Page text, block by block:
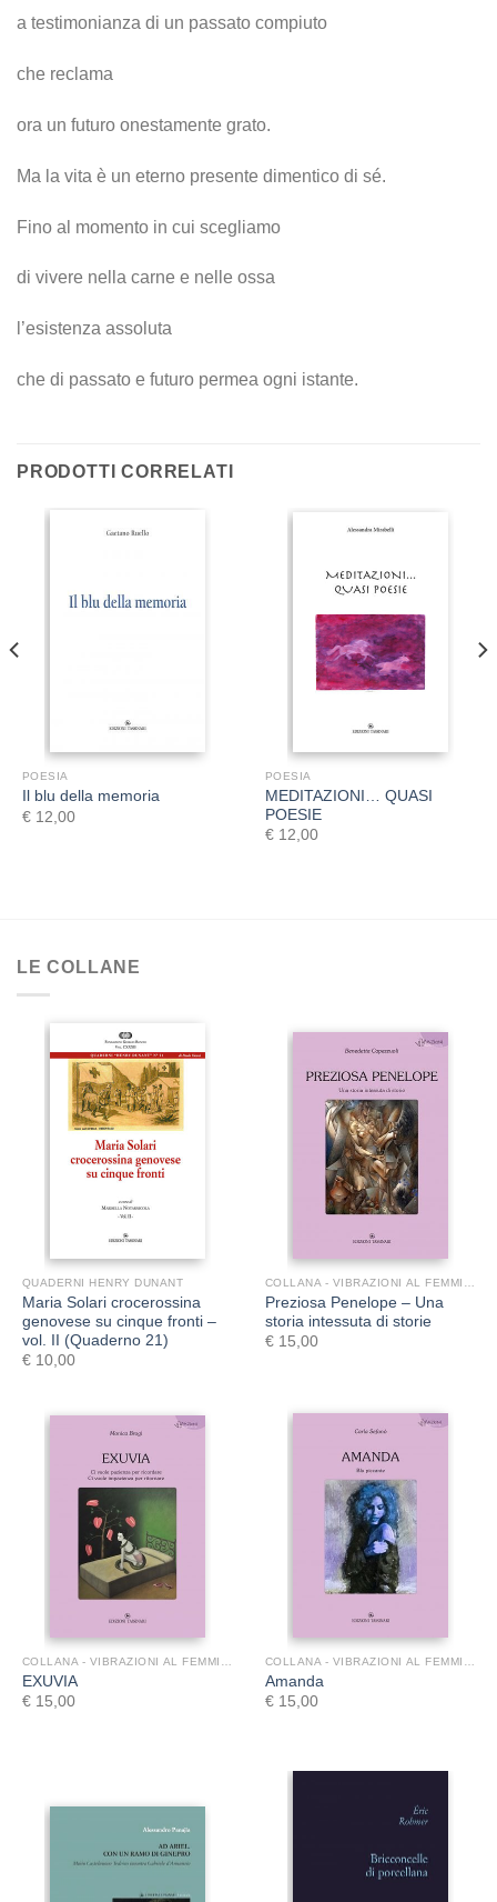
a testimonianza di un passato compiuto
che reclama
ora un futuro onestamente grato.
Ma la vita è un eterno presente dimentico di sé.
Fino al momento in cui scegliamo
di vivere nella carne e nelle ossa
l’esistenza assoluta
che di passato e futuro permea ogni istante.
PRODOTTI CORRELATI
POESIA
Il blu della memoria
€ 12,00
POESIA
MEDITAZIONI… QUASI
POESIE
€ 12,00
LE COLLANE
QUADERNI HENRY DUNANT
Maria Solari crocerossina
genovese su cinque fronti –
vol. II (Quaderno 21)
€ 10,00
Preziosa Penelope – Una
storia intessuta di storie
€ 15,00
EXUVIA
€ 15,00
Amanda
€ 15,00